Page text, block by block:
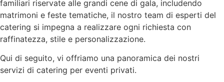
familiari riservate alle grandi cene di gala, includendo
matrimoni e feste tematiche, il nostro team di esperti del
catering si impegna a realizzare ogni richiesta con
raffinatezza, stile e personalizzazione.
Qui di seguito, vi offriamo una panoramica dei nostri
servizi di catering per eventi privati.